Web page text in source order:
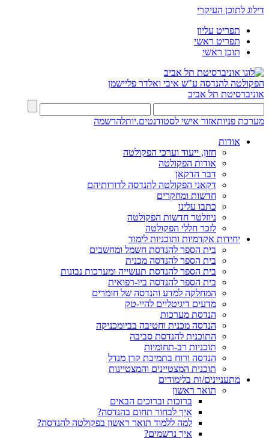
דילוג לתוכן העיקרי
תפריט עליון
תפריט ראשי
תוכן ראשי
הפקולטה להנדסה ע"ש איבי ואלדר פליישמן
אוניברסיטת תל אביב
מערכת פניותאזור אישי לסטודנטים.יותלהרשמה
אודות
חזון, ייעוד וערכי הפקולטה
אודות הפקולטה
דבר הדקאן
דקאני הפקולטה להנדסה לדורותיהם
חדשות ומחקרים
כתבו עלינו
ניוזלטר חדשות הפקולטה
לזכר חללי הפקולטה
יחידות אקדמיות ותוכניות לימוד
בית הספר להנדסת חשמל ומחשבים
בית הספר להנדסה מכנית
בית הספר להנדסת תעשייה ומערכות נבונות
בית הספר להנדסה ביו-רפואית
המחלקה למדע והנדסה של חומרים
מדעים דיגיטליים להיי-טק
הנדסת מערכות
הנדסה מכנית וחטיבה בביומכניקה
התוכנית להנדסת סביבה
תוכניות רב-תחומיות
הנדסה ורוח בתמיכת קרן מנדל
תוכנית המצטיינים והמצטיינות
מתעניינים/ות בלימודים
תואר ראשון
ברוכות וברוכים הבאים
איך לבחור תחום בהנדסה?
למה ללמוד תואר ראשון בפקולטה להנדסה?
איך נרשמים?